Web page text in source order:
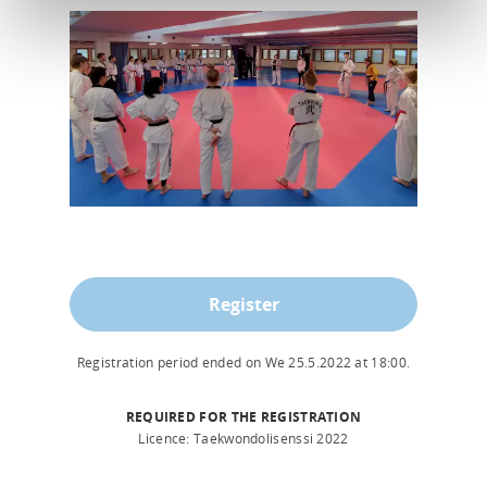
Register
Registration period ended on We 25.5.2022at 18:00.
REQUIRED FOR THE REGISTRATION
Licence: Taekwondolisenssi 2022